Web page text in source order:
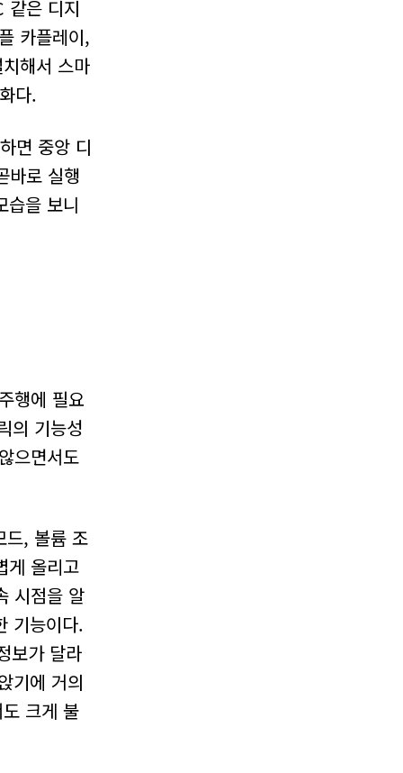
같은 디지
카플레이,
해서 스마
다.
면 중앙 디
바로 실행
습을 보니
행에 필요
의 기능성
으면서도
드, 볼륨 조
게 올리고
시점을 알
기능이다.
보가 달라
기에 거의
크게 불